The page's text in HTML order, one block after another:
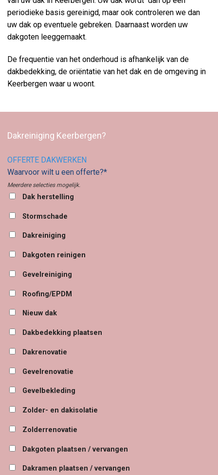
periodieke basis gereinigd, maar ook controleren we dan
uw dak op eventuele gebreken. Daarnaast worden uw
dakgoten leeggemaakt.
De frequentie van het onderhoud is afhankelijk van de
dakbedekking, de oriëntatie van het dak en de omgeving in
Keerbergen waar u woont.
Dakreiniging Keerbergen?
OFFERTE DAKWERKEN
Waarvoor wilt u een offerte?*
Meerdere selecties mogelijk.
Dak herstelling
Stormschade
Dakreiniging
Dakgoten reinigen
Gevelreiniging
Roofing/EPDM
Nieuw dak
Dakbedekking plaatsen
Dakrenovatie
Gevelrenovatie
Gevelbekleding
Zolder- en dakisolatie
Zolderrenovatie
Dakgoten plaatsen / vervangen
Dakramen plaatsen / vervangen